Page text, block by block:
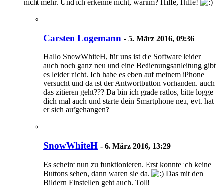
nicht mehr. Und ich erkenne nicht, warum? Hilfe, Hilfe!
Carsten Logemann - 5. März 2016, 09:36
Hallo SnowWhiteH, für uns ist die Software leider
auch noch ganz neu und eine Bedienungsanleitung gibt
es leider nicht. Ich habe es eben auf meinem iPhone
versucht und da ist der Antwortbutton vorhanden. auch
das zitieren geht??? Da bin ich grade ratlos, bitte logge
dich mal auch und starte dein Smartphone neu, evt. hat
er sich aufgehangen?
SnowWhiteH - 6. März 2016, 13:29
Es scheint nun zu funktionieren. Erst konnte ich keine
Buttons sehen, dann waren sie da.
Das mit den
Bildern Einstellen geht auch. Toll!